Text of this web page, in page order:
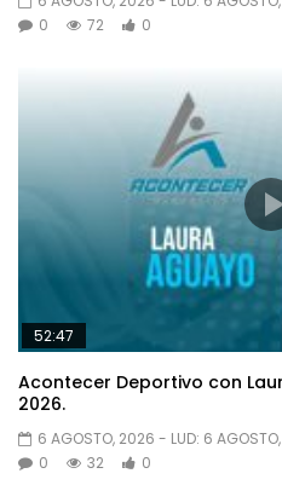
0
72 0
52:47
Acontecer Deportivo con
2026.
6 AGOSTO, 2026 - LUD: 6
0
32 0